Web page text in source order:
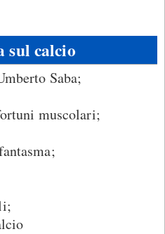
sul calcio
Saba;
muscolari;